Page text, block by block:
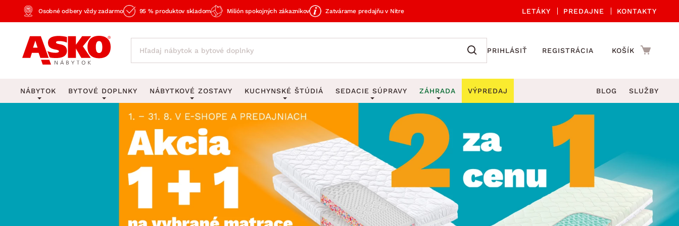
Osobné odbery vždy zadarmo 95 % produktov skladom Milión spokojných zákazníkov Zatvárame predajňu v Nitre LETÁKY PREDAJNE KONTAKTY
PRIHLÁSIŤ REGISTRÁCIA KOŠÍK
NÁBYTOK BYTOVÉ DOPLNKY
OSVETLENIE
Stolové lampy a lampičky
Stropné osvetlenie
Lustre a závesné svietidlá
Stojacie lampy
Zobrazit vše
DEKORÁCIE
Obrazy
Zrkadlá
Hodiny
Vázy
Zobrazit vše
UKLADANIE A ORGANIZÁCIA
Vešiaky na kľúče
Stojany na dáždniky
Stojany na noviny
Stojany na oblečenie
Zobrazit vše
DROBNÉ BYTOVÉ DOPLNKY
Kuchynské príslušenstvo
Záhradné doplnky
NÁBYTKOVÉ ZOSTAVY
Obývacie zostavy
Spálňové zostavy
Kuchynské zostavy
Predsieňové zostavy
KUCHYNSKÉ ŠTÚDIÁ SEDACIE SÚPRAVY
Sedacie súpravy do U
Rohové sedacie súpravy
Sedacie súpravy 3-2-1
Sedacie súpravy na mieru
ZÁHRADA
Záhradné stoličky a kreslá
Záhradné stoly
Záhradné hojdačky
Záhradné lehátka
VÝPREDAJ BLOG SLUŽBY